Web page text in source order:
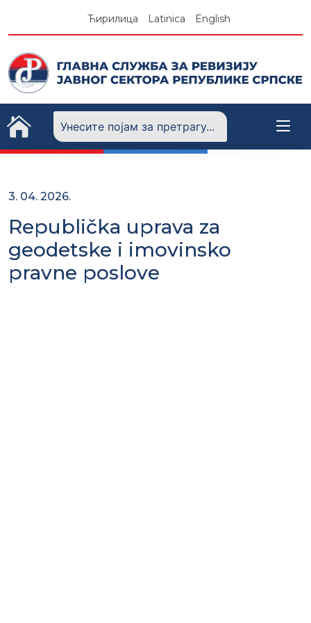
Ћирилица Latinica English
3. 04. 2026.
Republička uprava za
geodetske i imovinsko
pravne poslove